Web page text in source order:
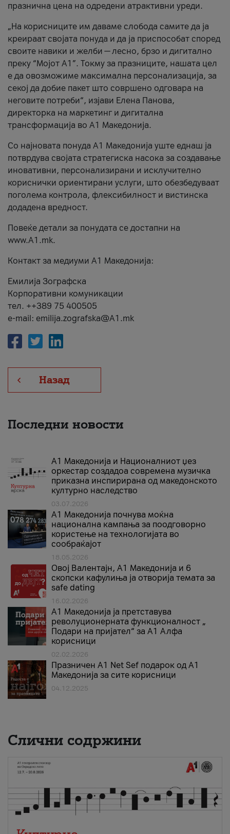
празнична цена на одредени атрактивни уреди.
„На корисниците им даваме слобода самите да ја
креираат својата понуда и да ја приспособат според
своите навики и желби — лесно, брзо и дигитално
преку “Мојот А1”. Токму за празниците, нашата цел
е да овозможиме максимална персонализација, за
секој да добие пакет што совршено одговара на
неговите потреби“, изјави Елена Панова,
директорка на маркетинг и дигитална
трансформација во А1 Македонија.
Со најновата понуда А1 Македонија уште еднаш ја
потврдува својата стратегиска насока за создавање
иновативни, персонализирани и исклучително
кориснички ориентирани услуги, што обезбедуваат
поголема контрола, флексибилност и вистинска
додадена вредност.
Повеќе детали за понудата се достапни на
www.А1.mk.
Контакт за медиуми А1 Македонија:
Емилија Зографска
Корпоративни комуникации
тел. ++389 75 400505
e-mail: emilija.zografska@A1.mk
Назад
Последни новости
А1 Македонија и Националниот џез
оркестар создадоа современа музичка
приказна инспирирана од македонското
културно наследство
03.07.2026
A1 Македонија почнува моќна
национална кампања за поодговорно
користење на технологијата во
сообраќајот
18.05.2026
Овој Валентајн, A1 Македонија и 6
скопски кафулиња ја отворија темата за
safe dating
16.02.2026
А1 Македонија ја претставува
револуционерната функционалност „
Подари на пријател“ за А1 Алфа
корисници
02.02.2026
Празничен A1 Net Sеf подарок од А1
Македонија за сите корисници
04.12.2025
Слични содржини